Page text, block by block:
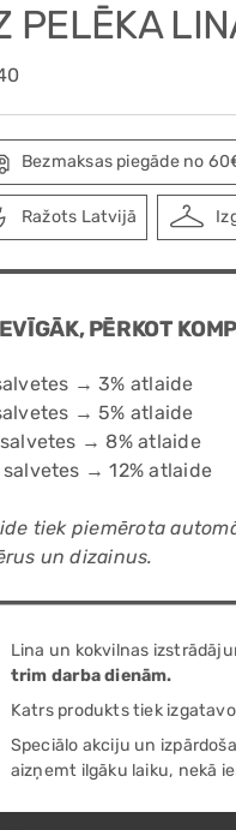
PELĒKA
Bezmaksas piegāde no
Ražots Latvijā
PĒRKOT
→ 3% atlaide
→ 5% atlaide
→ 8% atlaide
salvetes → 12% atlaide
tiek piemērota
un dizainus.
Lina un kokvilnas
trim darba dienām.
Katrs produkts tiek
Speciālo akciju un
aizņemt ilgāku laiku, nekā